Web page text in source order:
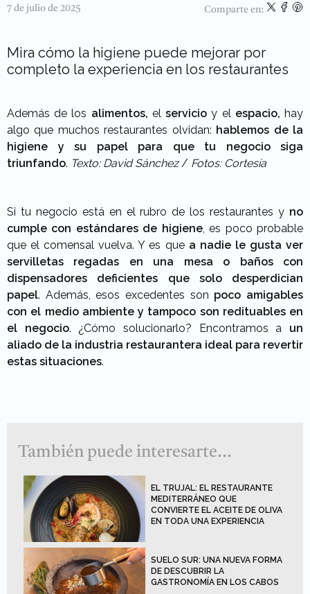
7 de julio de 2025 Comparte en:
Mira cómo la higiene puede mejorar por
completo la experiencia en los restaurantes
Además de los alimentos, elservicio y el espacio, hay
algo que muchos restaurantes olvidan: hablemos de la
higiene y su papel para que tu negocio siga
triunfando. Texto: David Sánchez/ Fotos: Cortesía
Si tu negocio está en el rubro de los restaurantes y no
cumple con estándares de higiene, es poco probable
que el comensal vuelva. Y es que a nadie le gusta ver
servilletas regadas en una mesa o baños con
dispensadores deficientes que solo desperdician
papel. Además, esos excedentes son poco amigables
con el medio ambiente y tampoco son redituables en
el negocio. ¿Cómo solucionarlo? Encontramos a un
aliado de la industria restaurantera ideal para revertir
estas situaciones.
También puede interesarte...
EL TRUJAL: EL RESTAURANTE
MEDITERRÁNEO QUE
CONVIERTE EL ACEITE DE OLIVA
EN TODA UNA EXPERIENCIA
SUELO SUR: UNA NUEVA FORMA
DE DESCUBRIR LA
GASTRONOMÍA EN LOS CABOS